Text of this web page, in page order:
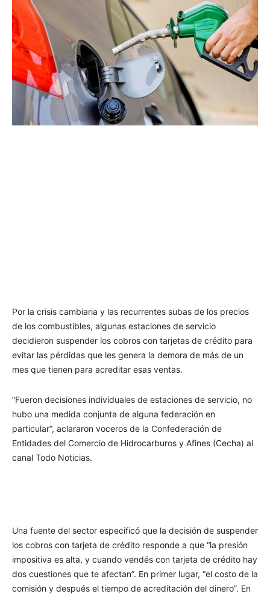
Por la crisis cambiaria y las recurrentes subas de los precios
de los combustibles, algunas estaciones de servicio
decidieron suspender los cobros con tarjetas de crédito para
evitar las pérdidas que les genera la demora de más de un
mes que tienen para acreditar esas ventas.
“Fueron decisiones individuales de estaciones de servicio, no
hubo una medida conjunta de alguna federación en
particular”, aclararon voceros de la Confederación de
Entidades del Comercio de Hidrocarburos y Afines (Cecha) al
canal Todo Noticias.
Una fuente del sector especificó que la decisión de suspender
los cobros con tarjeta de crédito responde a que “la presión
impositiva es alta, y cuando vendés con tarjeta de crédito hay
dos cuestiones que te afectan”. En primer lugar, “el costo de la
comisión y después el tiempo de acreditación del dinero”. En